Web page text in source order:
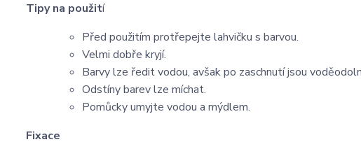
Tipy na použití
Před použitím protřepejte lahvičku s barvou.
Velmi dobře kryjí.
Barvy lze ředit vodou, avšak po zaschnutí jsou
Odstíny barev lze míchat.
Pomůcky umyjte vodou a mýdlem.
Fixace